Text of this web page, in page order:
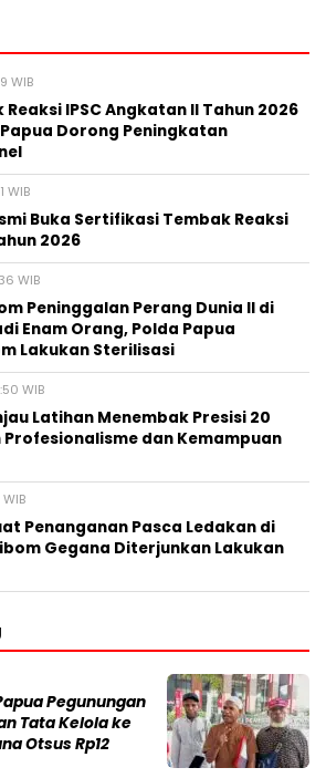
WIB
IPSC Angkatan II Tahun 2026
Dorong Peningkatan
WIB
Buka Sertifikasi Tembak Reaksi
2026
WIB
Peninggalan Perang Dunia II di
Enam Orang, Polda Papua
Lakukan Sterilisasi
WIB
Latihan Menembak Presisi 20
dan Kemampuan
Penanganan Pasca Ledakan di
Gegana Diterjunkan Lakukan
Pegunungan
Tata Kelola ke
Otsus Rp12